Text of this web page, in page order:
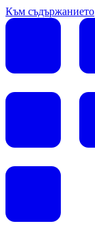
Към съдържанието